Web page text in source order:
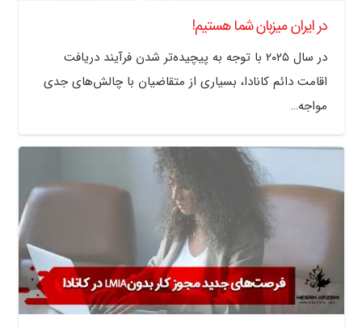
در ایران میزبان شما هستیم!
در سال ۲۰۲۵ با توجه به پیچیده‌تر شدن فرآیند دریافت
اقامت دائم کانادا، بسیاری از متقاضیان با چالش‌های جدی
مواجه…